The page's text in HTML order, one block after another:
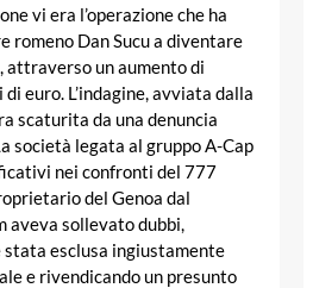
vi era l’operazione che ha
romeno Dan Sucu a diventare
attraverso un aumento di
euro. L’indagine, avviata dalla
scaturita da una denuncia
società legata al gruppo A-Cap
nei confronti del 777
del Genoa dal
aveva sollevato dubbi,
stata esclusa ingiustamente
e rivendicando un presunto